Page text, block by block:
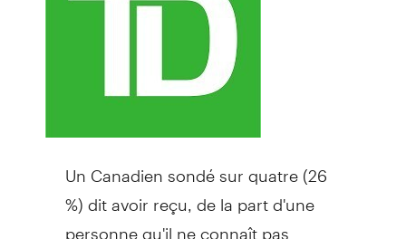
Un Canadiensondé sur quatre (26
%) dit avoir reçu, de la part d'une
personne qu'il ne connaît pas